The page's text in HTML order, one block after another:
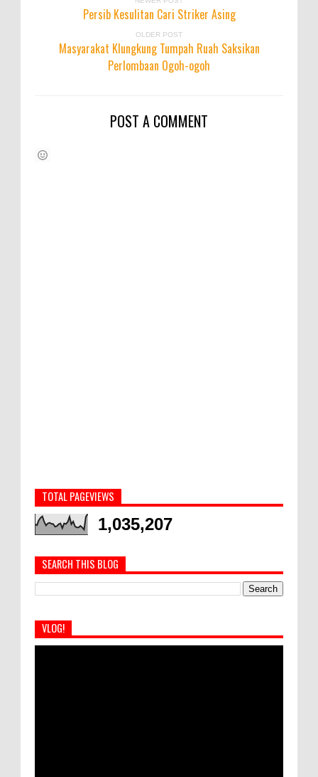
Persib Kesulitan Cari Striker Asing
OLDER POST
Masyarakat Klungkung Tumpah Ruah Saksikan
Perlombaan Ogoh-ogoh
POST A COMMENT
TOTAL PAGEVIEWS
1,035,207
SEARCH THIS BLOG
VLOG!